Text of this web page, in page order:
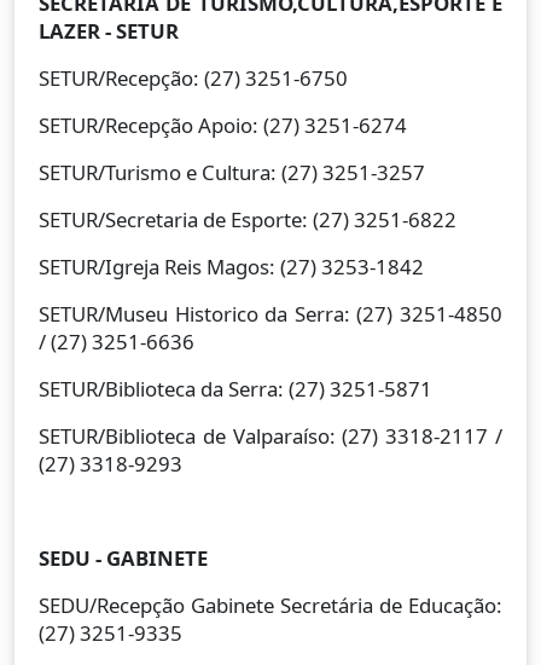
LAZER - SETUR
SETUR/Recepção: (27) 3251-6750
SETUR/Recepção Apoio: (27) 3251-6274
SETUR/Turismo e Cultura: (27) 3251-3257
SETUR/Secretaria de Esporte: (27) 3251-6822
SETUR/Igreja Reis Magos: (27) 3253-1842
SETUR/Museu Historico da Serra: (27) 3251-4850
/ (27) 3251-6636
SETUR/Biblioteca da Serra: (27) 3251-5871
SETUR/Biblioteca de Valparaíso: (27) 3318-2117 /
(27) 3318-9293
SEDU - GABINETE
SEDU/Recepção Gabinete Secretária de Educação:
(27) 3251-9335